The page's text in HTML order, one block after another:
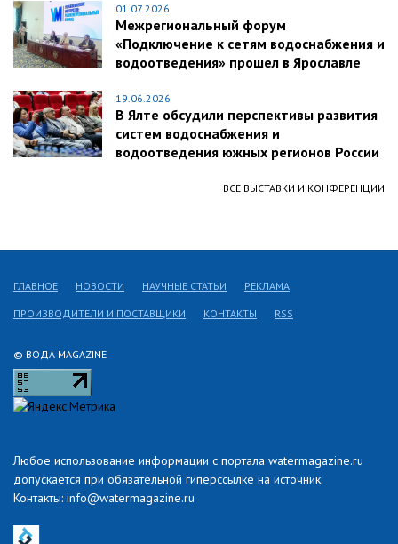
01.07.2026
Межрегиональный форум
«Подключение к сетям водоснабжения и
водоотведения» прошел в Ярославле
19.06.2026
В Ялте обсудили перспективы развития
систем водоснабжения и
водоотведения южных регионов России
ВСЕ ВЫСТАВКИ И КОНФЕРЕНЦИИ
© ВОДА MAGAZINE
Любое использование информации с портала watermagazine.ru
допускается при обязательной гиперссылке на источник.
Контакты: info@watermagazine.ru
ГЛАВНОЕ НОВОСТИ НАУЧНЫЕ СТАТЬИ РЕКЛАМА
ПРОИЗВОДИТЕЛИ И ПОСТАВЩИКИ КОНТАКТЫ RSS